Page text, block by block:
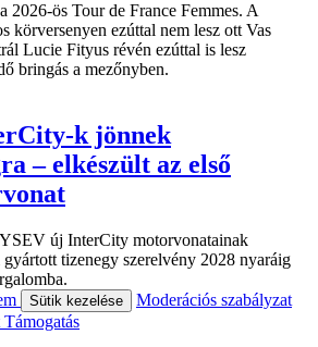
2026-ös Tour de France Femmes. A
körversenyen ezúttal nem lesz ott Vas
Lucie Fityus révén ezúttal is lesz
bringás a mezőnyben.
k jönnek
– elkészült az első
új InterCity motorvonatainak
gyártott tizenegy szerelvény 2028 nyaráig
Sütik kezelése
Moderációs szabályzat
Támogatás